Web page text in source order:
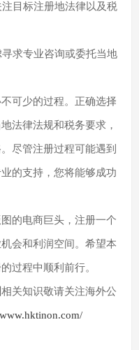
目标注册地法律以及税
求专业咨询或委托当地
可少的过程。正确选择
法律法规和税务要求，
尽管注册过程可能遇到
的支持，您将能够成功
的电商巨头，注册一个
会和利润空间。希望本
过程中顺利前行。
相关知识敬请关注海外公